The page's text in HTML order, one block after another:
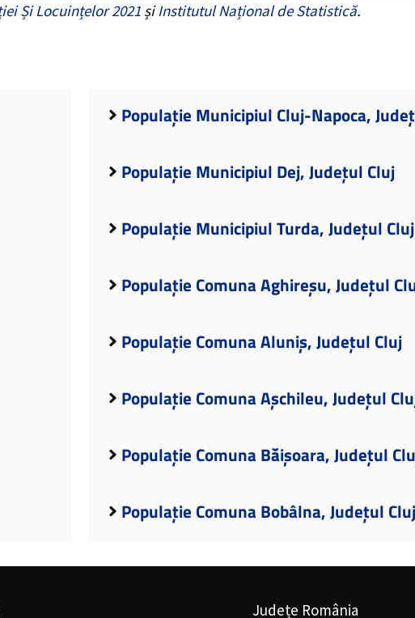
Și Locuințelor 2021 șiInstitutul Național de Statistică.
Populație Municipiul Cluj-Napoca,
Populație Municipiul Dej, Județul Cluj
Populație Municipiul Turda, Județul Cluj
Populație Comuna Aghireșu, Județul
Populație Comuna Aluniș, Județul Cluj
Populație Comuna Așchileu, Județul
Populație Comuna Băișoara, Județul
Populație Comuna Bobâlna, Județul Cluj
Județe România